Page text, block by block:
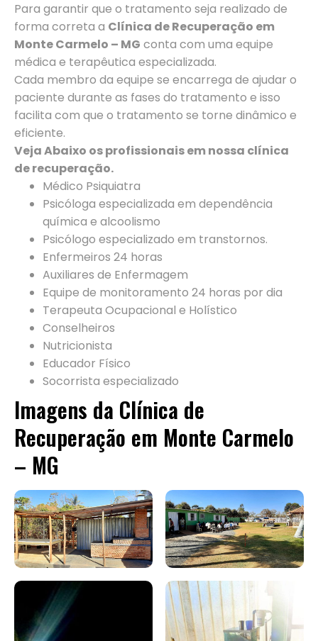
Para garantir que o tratamento seja realizado de
forma correta a Clínica de Recuperação em
Monte Carmelo – MG conta com uma equipe
médica e terapêutica especializada.
Cada membro da equipe se encarrega de ajudar o
paciente durante as fases do tratamento e isso
facilita com que o tratamento se torne dinâmico e
eficiente.
Veja Abaixo os profissionais em nossa clínica
de recuperação.
Médico Psiquiatra
Psicóloga especializada em dependência
química e alcoolismo
Psicólogo especializado em transtornos.
Enfermeiros 24 horas
Auxiliares de Enfermagem
Equipe de monitoramento 24 horas por dia
Terapeuta Ocupacional e Holístico
Conselheiros
Nutricionista
Educador Físico
Socorrista especializado
Imagens da Clínica de
Recuperação em Monte Carmelo
– MG